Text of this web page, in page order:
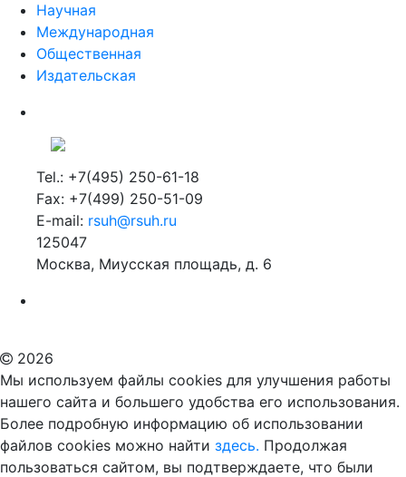
Научная
Международная
Общественная
Издательская
Tel.: +7(495) 250-61-18
Fax: +7(499) 250-51-09
E-mail: rsuh@rsuh.ru
125047
Москва, Миусская площадь, д. 6
2026
Мы используем файлы cookies для улучшения работы
нашего сайта и большего удобства его использования.
Более подробную информацию об использовании
файлов cookies можно найти здесь. Продолжая
пользоваться сайтом, вы подтверждаете, что были